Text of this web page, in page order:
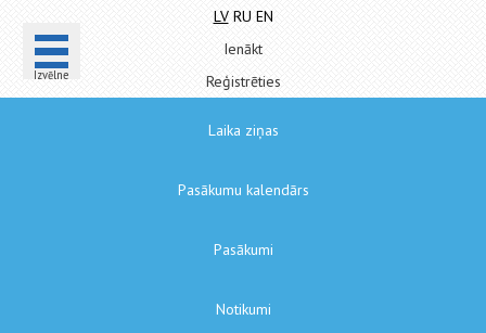
Izvēlne
LV RU EN
Ienākt
Reģistrēties
Laika ziņas
Pasākumu kalendārs
Pasākumi
Notikumi